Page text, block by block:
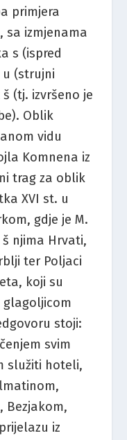
primjera
izmjenama
s (ispred
u (strujni
(tj. izvršeno je
Oblik
vidu
Komnena iz
trag za oblik
XVI st. u
gdje je M.
njima Hrvati,
ter Poljaci
koji su
stoji:
svim
služiti hoteli,
Bezjakom,
iz